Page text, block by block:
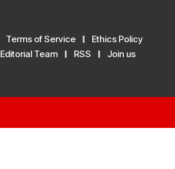
Terms of Service
Ethics Policy
Editorial Team RSS Join us